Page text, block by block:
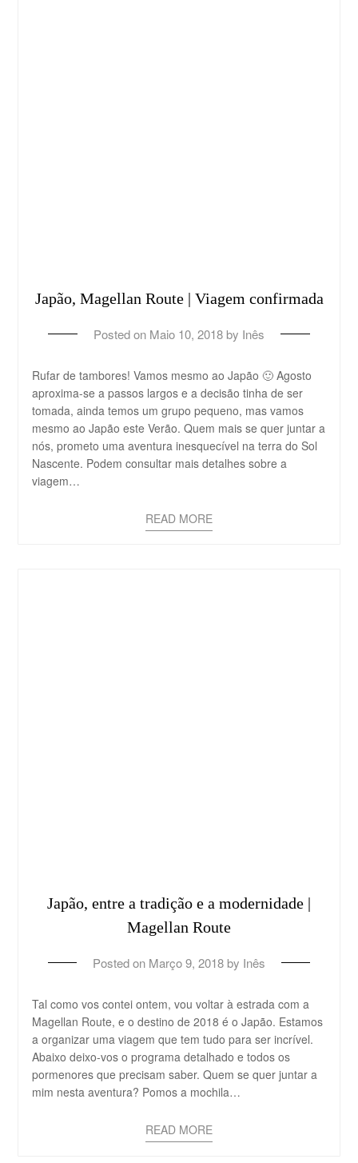
Japão, Magellan Route | Viagem confirmada
Posted on Maio 10, 2018 by Inês
Rufar de tambores! Vamos mesmo ao Japão 🙂 Agosto
aproxima-se a passos largos e a decisão tinha de ser
tomada, ainda temos um grupo pequeno, mas vamos
mesmo ao Japão este Verão. Quem mais se quer juntar a
nós, prometo uma aventura inesquecível na terra do Sol
Nascente. Podem consultar mais detalhes sobre a
viagem…
READ MORE
Japão, entre a tradição e a modernidade |
Magellan Route
Posted on Março 9, 2018 by Inês
Tal como vos contei ontem, vou voltar à estrada com a
Magellan Route, e o destino de 2018 é o Japão. Estamos
a organizar uma viagem que tem tudo para ser incrível.
Abaixo deixo-vos o programa detalhado e todos os
pormenores que precisam saber. Quem se quer juntar a
mim nesta aventura? Pomos a mochila…
READ MORE